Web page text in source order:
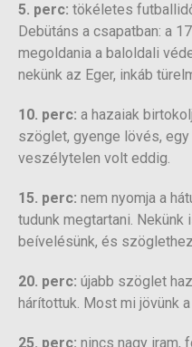
5. perc: tökéletes
Debütáns a csapatban: a
megoldania a baloldali
nekünk az Eger, inkáb
10. perc: a hazaiak
szöglet, gyenge lövés,
veszélytelen volt eddig.
15. perc: nem nyomja a
tudunk megtartani.
beívelésünk, és
20. perc: újabb szöglet
hárítottuk. Most mi jövünk
25. perc: nincs nagy iram,